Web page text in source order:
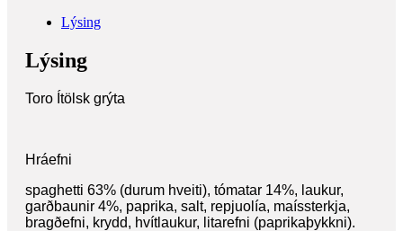
Lýsing
Lýsing
Toro Ítölsk grýta
Hráefni
spaghetti 63% (durum hveiti), tómatar 14%, laukur,
garðbaunir 4%, paprika, salt, repjuolía, maíssterkja,
bragðefni, krydd, hvítlaukur, litarefni (paprikaþykkni).